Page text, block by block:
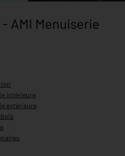
AMI Menuiserie
intérieure
extérieure